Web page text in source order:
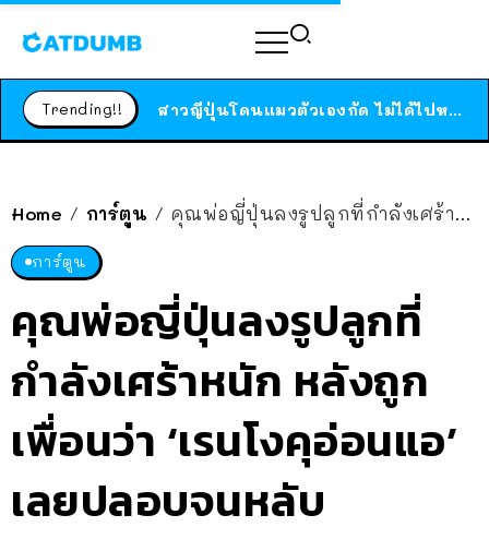
Trending!! ได้เวลาเด็กหนวดรวมตัว RF Online Next เปิดให้เล่นแล้ว เกม Sci-Fi MMORPG ระดับตำนาน เล่นได้ทั้งมือถือและ PC
Home / การ์ตูน / คุณพ่อญี่ปุ่นลงรูปลูกที่กำลังเศร้าหนัก หลังถูกเพื่อนว่า ‘เรนโงคุอ่อนแอ’ เลยปลอบจนหลับ
การ์ตูน
คุณพ่อญี่ปุ่นลงรูปลูกที่
กำลังเศร้าหนัก หลังถูก
เพื่อนว่า ‘เรนโงคุอ่อนแอ’
เลยปลอบจนหลับ